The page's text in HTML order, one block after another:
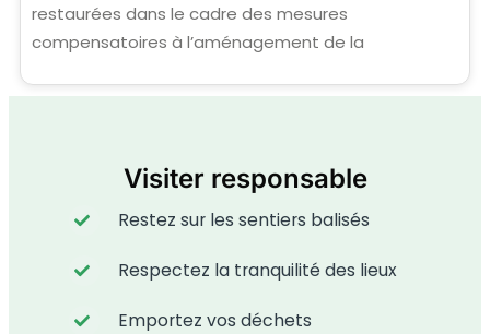
restaurées dans le cadre des mesures
compensatoires à l’aménagement de la
Visiter responsable
Restez sur les sentiers balisés
Respectez la tranquilité des lieux
Emportez vos déchets